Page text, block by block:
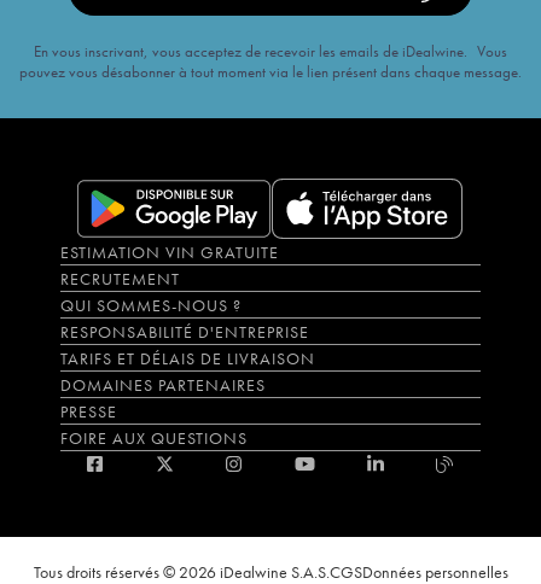
En vous inscrivant, vous acceptez de recevoir les emails de iDealwine. Vous
pouvez vous désabonner à tout moment via le lien présent dans chaque message.
ESTIMATION VIN GRATUITE
RECRUTEMENT
QUI SOMMES-NOUS ?
RESPONSABILITÉ D'ENTREPRISE
TARIFS ET DÉLAIS DE LIVRAISON
DOMAINES PARTENAIRES
PRESSE
FOIRE AUX QUESTIONS
Tous droits réservés © 2026 iDealwine S.A.S.CGSDonnées personnelles